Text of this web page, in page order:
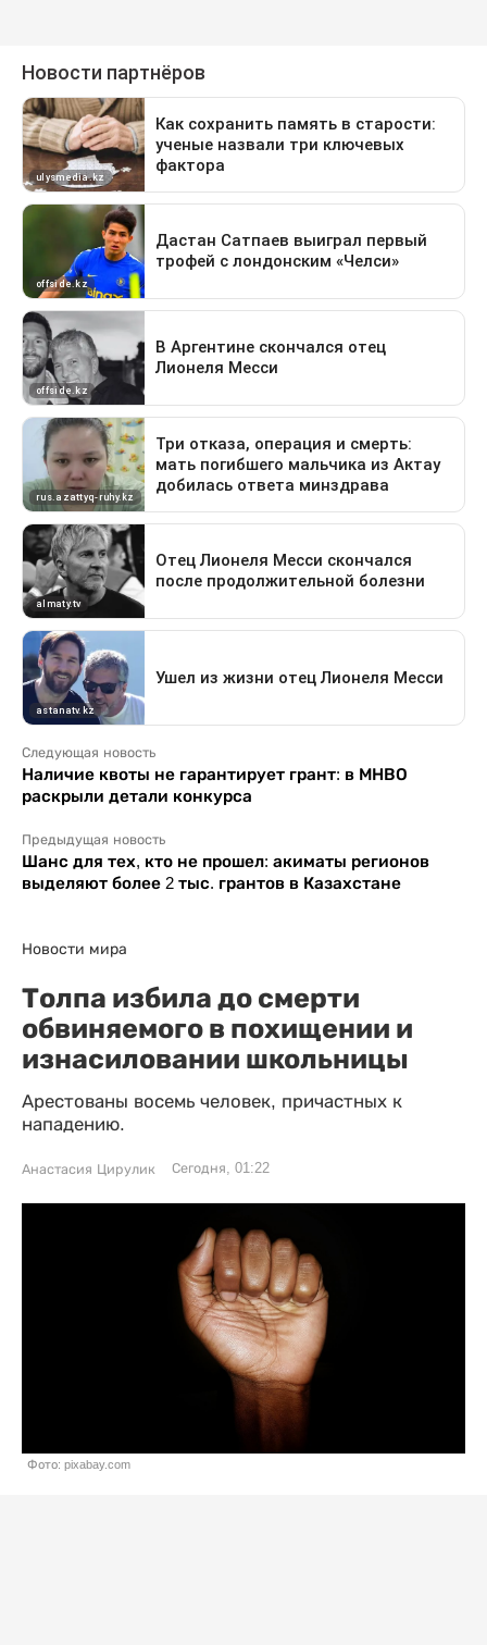
Следующая новость
Наличие квоты не гарантирует грант: в МНВО
раскрыли детали конкурса
Предыдущая новость
Шанс для тех, кто не прошел: акиматы регионов
выделяют более 2 тыс. грантов в Казахстане
Новости мира
Толпа избила до смерти
обвиняемого в похищении и
изнасиловании школьницы
Арестованы восемь человек, причастных к
нападению.
Анастасия Цирулик Сегодня, 01:22
Фото: pixabay.com